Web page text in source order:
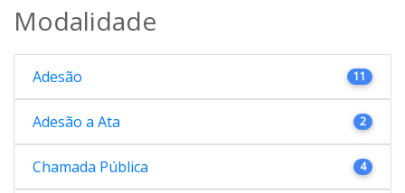
Modalidade
Adesão 11
Adesão a Ata 2
Chamada Pública 4